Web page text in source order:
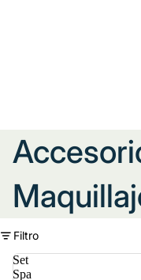
Filtro
Set
Spa